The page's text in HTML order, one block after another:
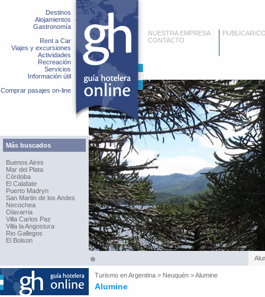
Destinos
Alojamientos
Gastronomía
Rent a Car
Viajes y excursiones
Actividades
Recreación
Servicios
Información útil
Comprar pasajes on-line
Más buscados
Buenos Aires
Mar del Plata
Córdoba
El Calafate
Puerto Madryn
San Martin de los Andes
Necochea
Olavarria
Villa Carlos Paz
Villa la Angostura
Rio Gallegos
El Bolson
NUESTRA EMPRESA
CONTACTO
PUBLICAR/
Turismo enArgentina > Neuquén >Alumine
Alumine